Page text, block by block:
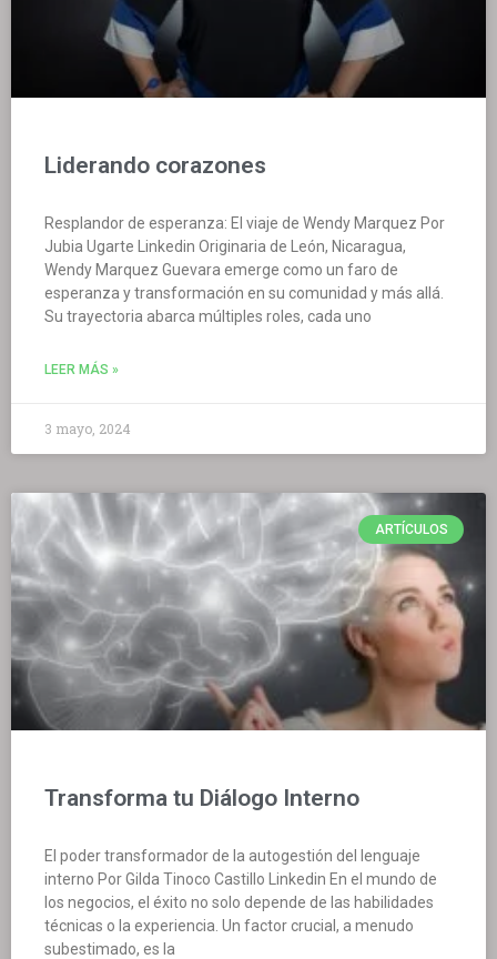
Liderando corazones
Resplandor de esperanza: El viaje de Wendy Marquez Por
Jubia Ugarte Linkedin Originaria de León, Nicaragua,
Wendy Marquez Guevara emerge como un faro de
esperanza y transformación en su comunidad y más allá.
Su trayectoria abarca múltiples roles, cada uno
LEER MÁS »
3 mayo, 2024
ARTÍCULOS
Transforma tu Diálogo Interno
El poder transformador de la autogestión del lenguaje
interno Por Gilda Tinoco Castillo Linkedin En el mundo de
los negocios, el éxito no solo depende de las habilidades
técnicas o la experiencia. Un factor crucial, a menudo
subestimado, es la